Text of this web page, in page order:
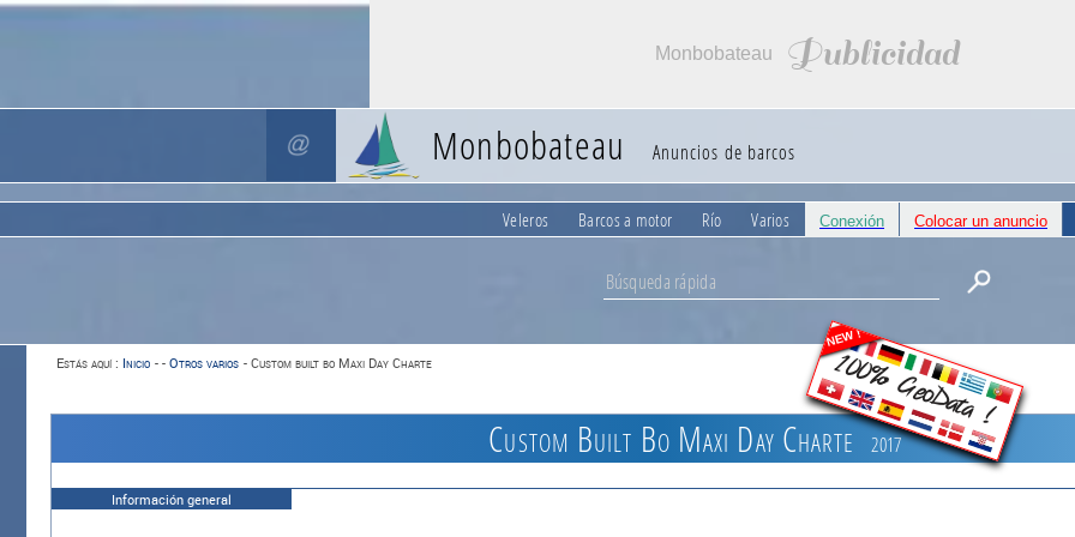
Monbobateau Publicidad
Monbobateau Anuncios de barcos
Veleros Barcos a motor Río Varios Conexión Colocar un anuncio
NEW !
100% GeoData !
Estás aquí : Inicio - - Otros varios - Custom built bo Maxi Day Charte
Custom Built Bo Maxi Day Charte 2017
Información general